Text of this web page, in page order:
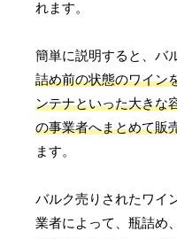
れます。
簡単に説明すると、バ
詰め前の状態のワイン
ンテナといった大きな
の事業者へまとめて販
ます。
バルク売りされたワイ
業者によって、瓶詰め